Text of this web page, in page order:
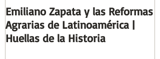
Emiliano Zapata y las Reformas
Agrarias de Latinoamérica |
Huellas de la Historia